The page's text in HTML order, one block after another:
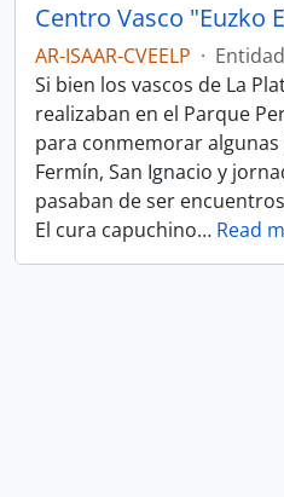
AR-ISAAR-CVEELP ·
Si bien los vascos de La
realizaban en el Parque
para conmemorar
Fermín, San Ignacio y
pasaban de ser
El cura capuchino… Read